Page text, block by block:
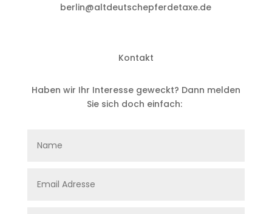
berlin@altdeutschepferdetaxe.de
Kontakt
Haben wir Ihr Interesse geweckt? Dann melden
Sie sich doch einfach: